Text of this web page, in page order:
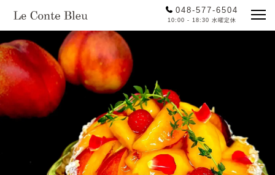
048-577-6504
10:00 - 18:30 水曜定休